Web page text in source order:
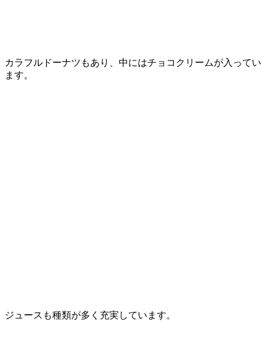
カラフルドーナツもあり、中にはチョコクリームが入ってい
ます。
ジュースも種類が多く充実しています。